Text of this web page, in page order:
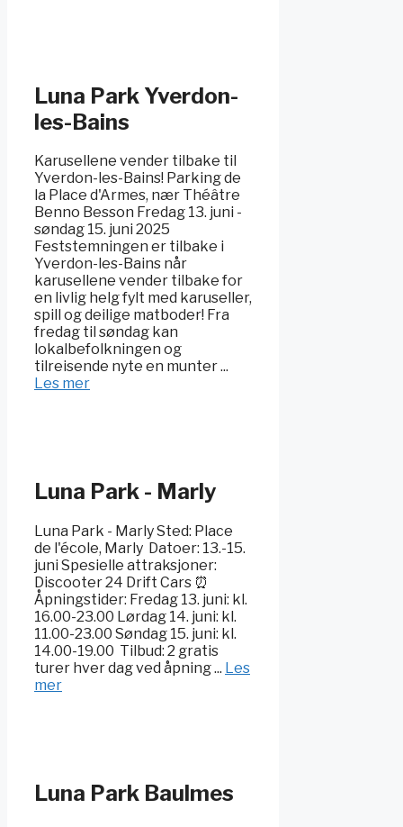
Luna Park Yverdon-
les-Bains
Karusellene vender tilbake til
Yverdon-les-Bains! Parking de
la Place d'Armes, nær Théâtre
Benno Besson Fredag 13. juni -
søndag 15. juni 2025
Feststemningen er tilbake i
Yverdon-les-Bains når
karusellene vender tilbake for
en livlig helg fylt med karuseller,
spill og deilige matboder! Fra
fredag til søndag kan
lokalbefolkningen og
tilreisende nyte en munter ...
Les mer
Luna Park - Marly
Luna Park - Marly Sted: Place
de l'école, Marly ️ Datoer: 13.-15.
juni Spesielle attraksjoner:
Discooter 24 Drift Cars ⏰
Åpningstider: Fredag 13. juni: kl.
16.00-23.00 Lørdag 14. juni: kl.
11.00-23.00 Søndag 15. juni: kl.
14.00-19.00 ️ Tilbud: 2 gratis
turer hver dag ved åpning ... Les
mer
Luna Park Baulmes